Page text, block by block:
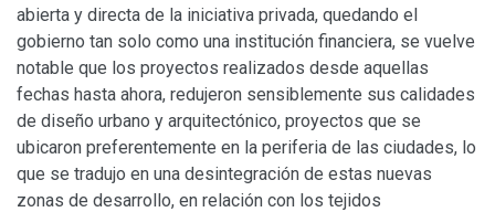
abierta y directa de la iniciativa privada, quedando el
gobierno tan solo como una institución financiera, se vuelve
notable que los proyectos realizados desde aquellas
fechas hasta ahora, redujeron sensiblemente sus calidades
de diseño urbano y arquitectónico, proyectos que se
ubicaron preferentemente en la periferia de las ciudades, lo
que se tradujo en una desintegración de estas nuevas
zonas de desarrollo, en relación con los tejidos